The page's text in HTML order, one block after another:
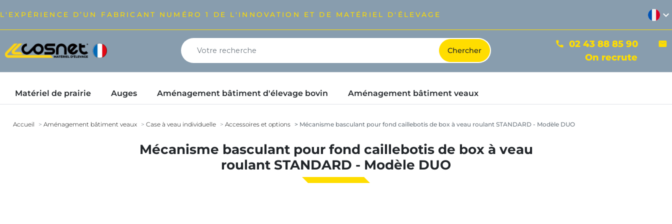
L'EXPÉRIENCE D’UN FABRICANT NUMÉRO 1 DE L'INNOVATION ET DE MATÉRIEL D'ÉLEVAGE expand_more
phone 02 43 88 85 90 mail
On recrute
Matériel de prairie Auges Aménagement bâtiment d'élevage bovin Aménagement bâtiment veaux
Accueil Aménagement bâtiment veaux Case à veau individuelle Accessoires et options Mécanisme basculant pour fond caillebotis de box à veau roulant STANDARD - Modèle DUO
Mécanisme basculant pour fond caillebotis de box à veau
roulant STANDARD - Modèle DUO